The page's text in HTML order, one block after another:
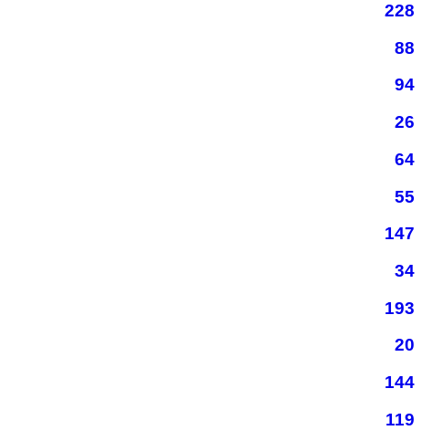
228
88
94
26
64
55
147
34
193
20
144
119